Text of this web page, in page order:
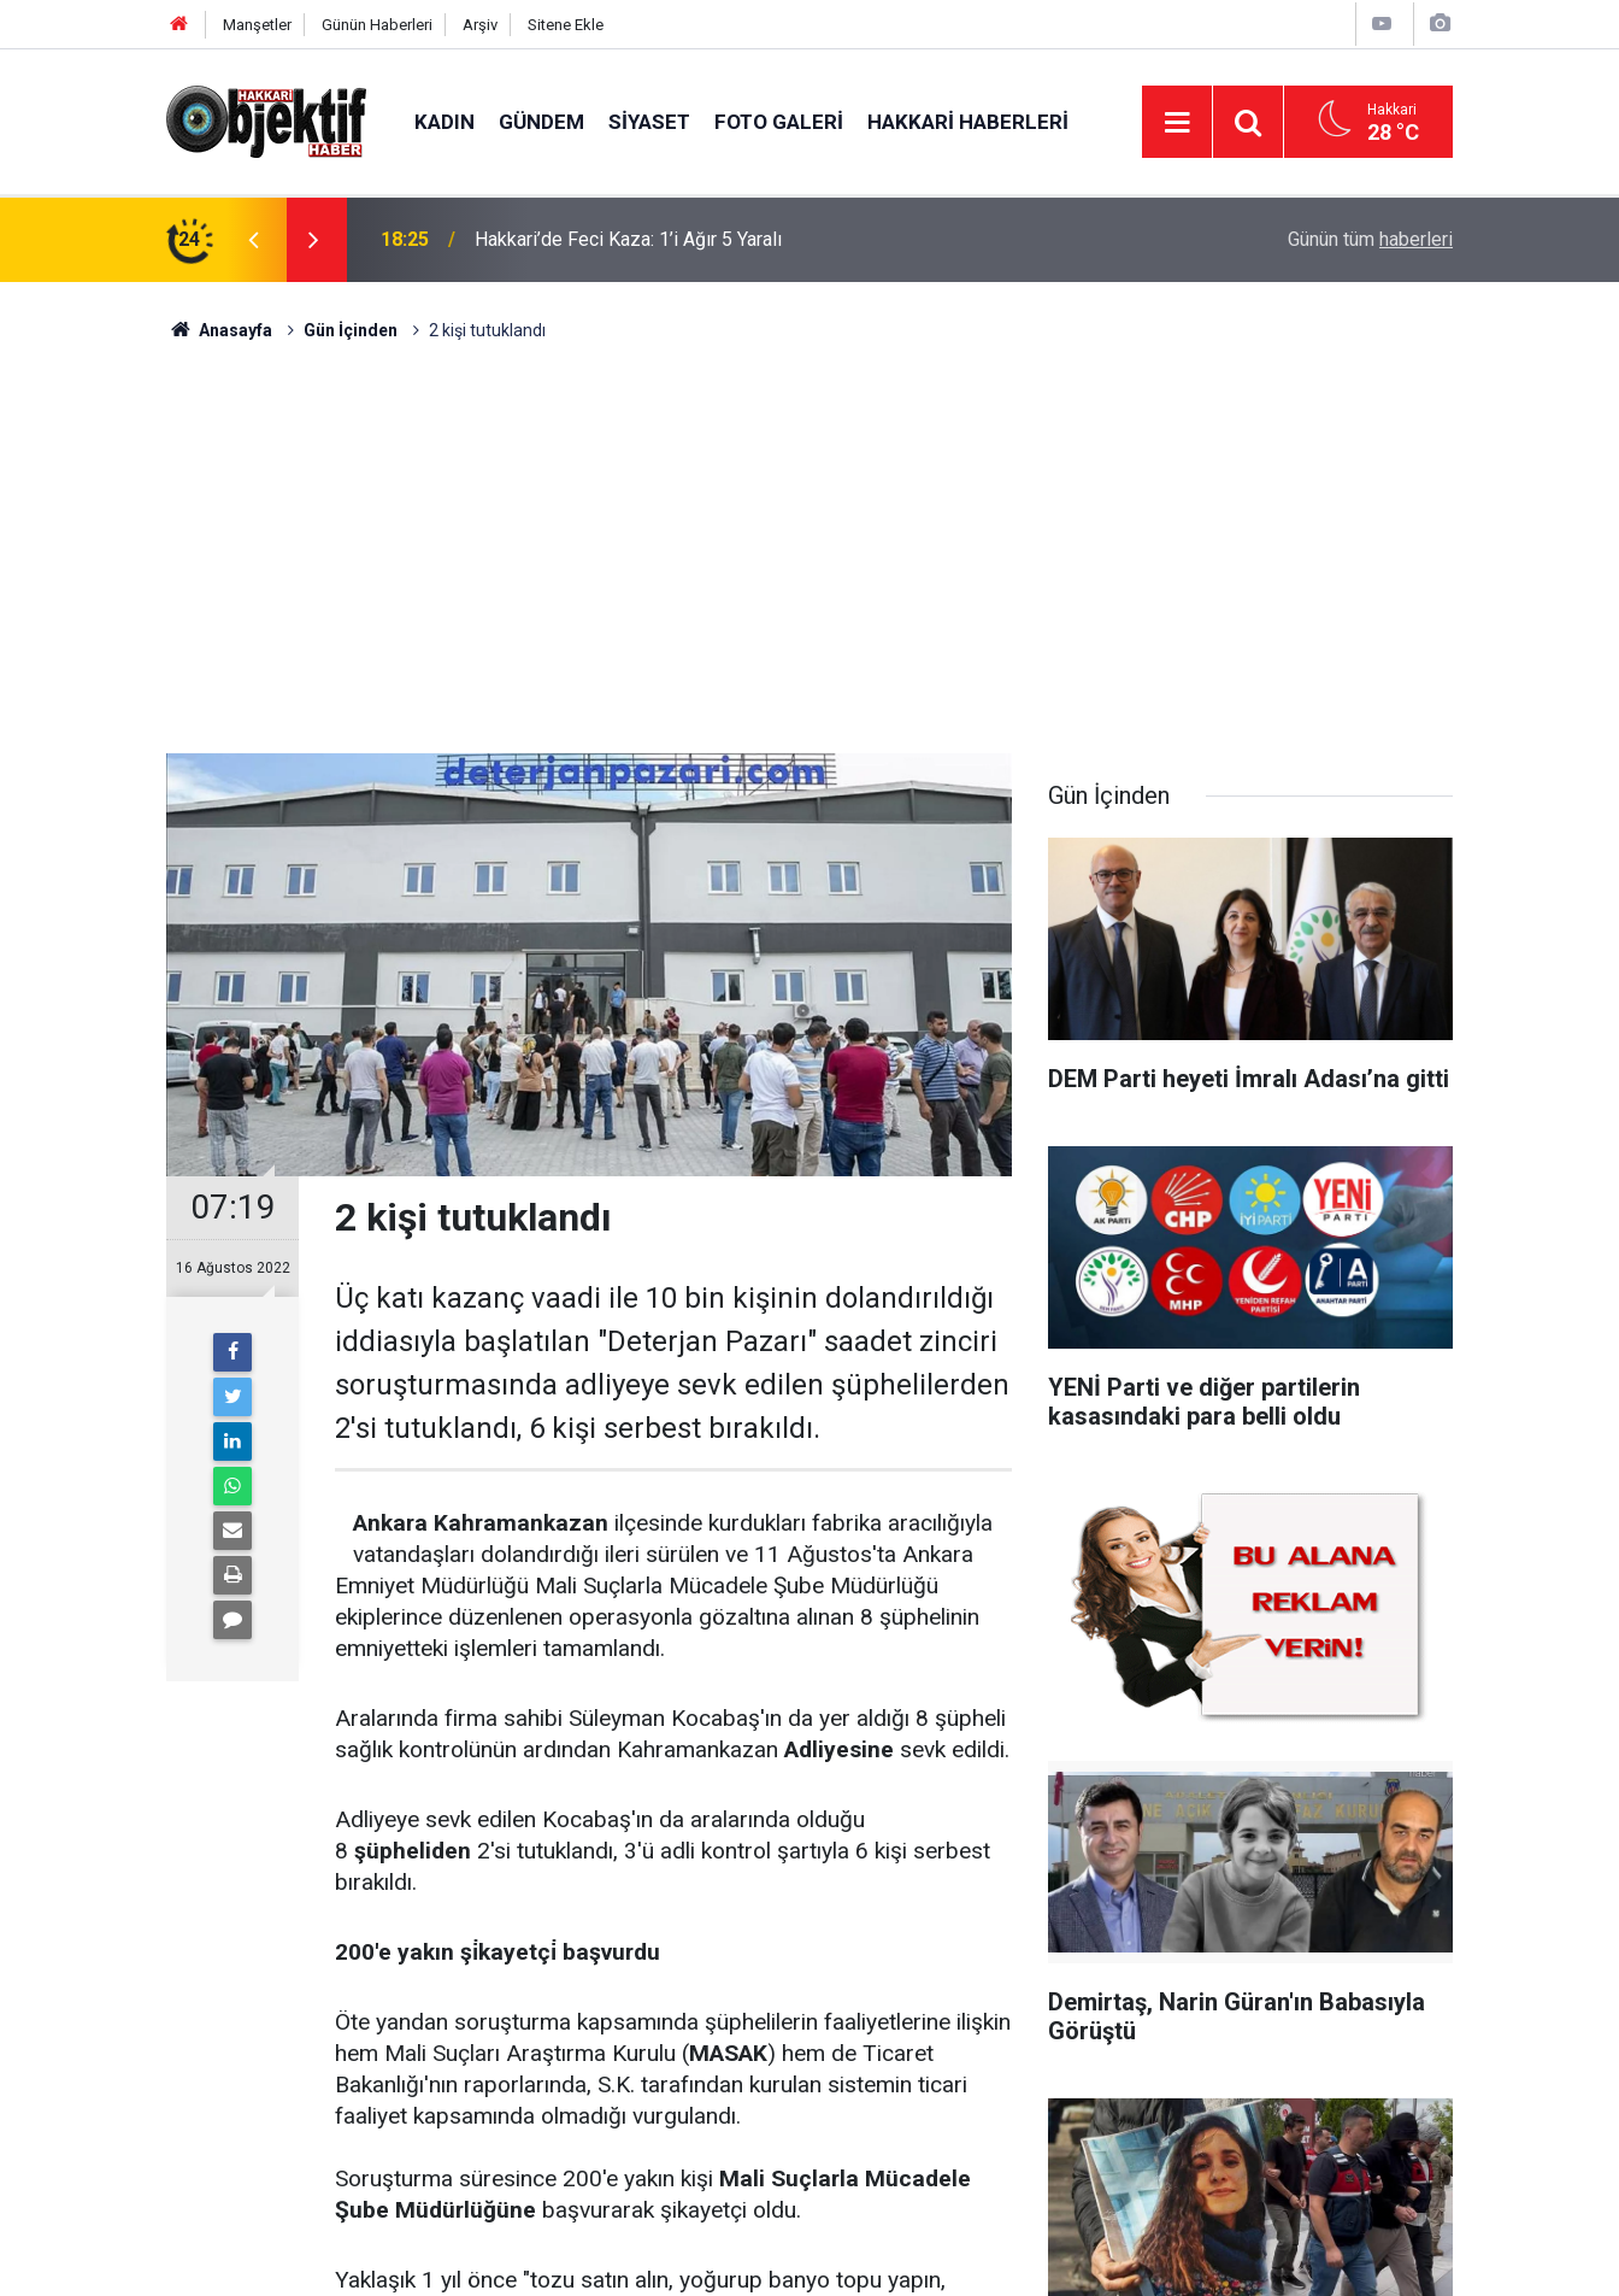
Manşetler Günün Haberleri Arşiv Sitene Ekle
KADIN GÜNDEM SIYASET FOTO GALERI HAKKARI HABERLERI Hakkari
28 °C
24 11:12 Derecik'te 83 yaşındaki hasta için hava ambulansı devreye girdi 'Çerçeve yasa' kanun teklifi Adalet
Günün tüm haberleri
Anasayfa Gün İçinden 2 kişi tutuklandı
07:19
16 Ağustos 2022
2 kişi tutuklandı
Üç katı kazanç vaadi ile 10 bin kişinin dolandırıldığı
iddiasıyla başlatılan "Deterjan Pazarı" saadet zinciri
soruşturmasında adliyeye sevk edilen şüphelilerden
2'si tutuklandı, 6 kişi serbest bırakıldı.
Ankara Kahramankazan ilçesinde kurdukları fabrika aracılığıyla
vatandaşları dolandırdığı ileri sürülen ve 11 Ağustos'ta Ankara
Emniyet Müdürlüğü Mali Suçlarla Mücadele Şube Müdürlüğü
ekiplerince düzenlenen operasyonla gözaltına alınan 8 şüphelinin
emniyetteki işlemleri tamamlandı.
Aralarında firma sahibi Süleyman Kocabaş'ın da yer aldığı 8 şüpheli
sağlık kontrolünün ardından KahramankazanAdliyesine sevk edildi.
Adliyeye sevk edilen Kocabaş'ın da aralarında olduğu
8 şüpheliden 2'si tutuklandı, 3'ü adli kontrol şartıyla 6 kişi serbest
bırakıldı.
200'e yakın şi̇kayetçi̇ başvurdu
Öte yandan soruşturma kapsamında şüphelilerin faaliyetlerine ilişkin
hem Mali Suçları Araştırma Kurulu (MASAK) hem de Ticaret
Bakanlığı'nın raporlarında, S.K. tarafından kurulan sistemin ticari
faaliyet kapsamında olmadığı vurgulandı.
Soruşturma süresince 200'e yakın kişi Mali Suçlarla Mücadele
Şube Müdürlüğüne başvurarak şikayetçi oldu.
Yaklaşık 1 yıl önce "tozu satın alın, yoğurup banyo topu yapın,
Gün İçinden
DEM Parti heyeti İmralı Adası’na gitti
YENİ Parti ve diğer partilerin
kasasındaki para belli oldu
Demirtaş, Narin Güran'ın Babasıyla
Görüştü